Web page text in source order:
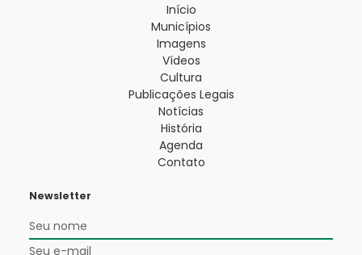
Início
Municípios
Imagens
Vídeos
Cultura
Publicações Legais
Notícias
História
Agenda
Contato
Newsletter